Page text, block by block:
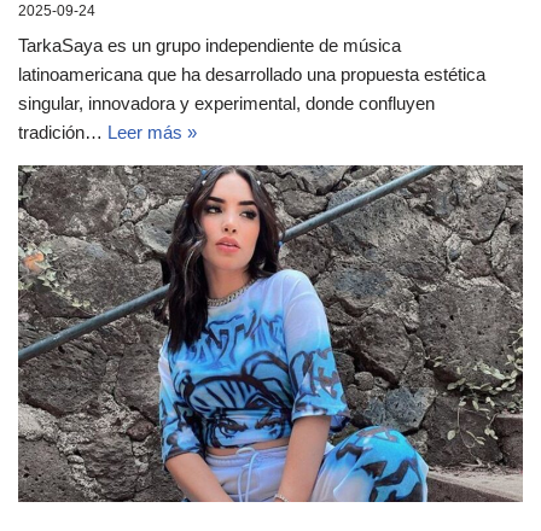
2025-09-24
TarkaSaya es un grupo independiente de música
latinoamericana que ha desarrollado una propuesta estética
singular, innovadora y experimental, donde confluyen
tradición… Leer más »